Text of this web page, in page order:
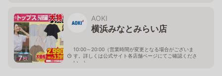
7枚
AOKI
横浜みなとみらい店
10:00～20:00（営業時間が変更となる場合がございま
す。詳しくは公式サイト各店舗ページにてご確認くださ
い。）